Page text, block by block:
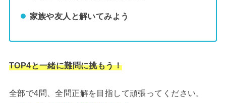
家族や友人と解いてみよう
TOP4と一緒に難問に挑もう！
全部で4問、全問正解を目指して頑張ってください。